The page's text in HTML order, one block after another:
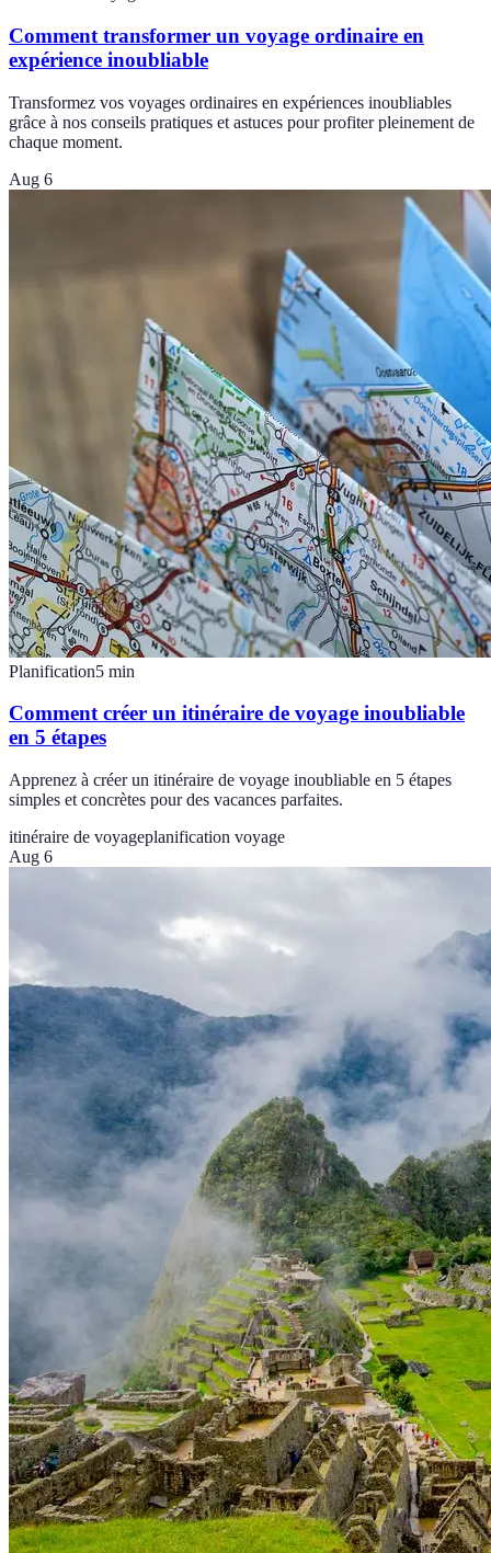
Comment transformer un voyage ordinaire en
expérience inoubliable
Transformez vos voyages ordinaires en expériences inoubliables
grâce à nos conseils pratiques et astuces pour profiter pleinement de
chaque moment.
Aug 6
Planification5 min
Comment créer un itinéraire de voyage inoubliable
en 5 étapes
Apprenez à créer un itinéraire de voyage inoubliable en 5 étapes
simples et concrètes pour des vacances parfaites.
itinéraire de voyageplanification voyage
Aug 6